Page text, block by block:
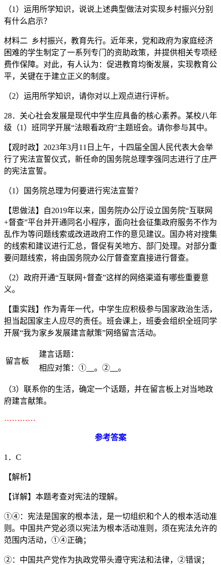
（1）运用所学知识，说说上述典型做法对实现乡村振兴分别
有什么启示？
材料二 乡村振兴，教育先行。近年来，党和政府为家庭经济
困难的学生制定了一系列专门的资助政策，并提供相关专项经
费作保障。对此，有人认为：促进教育均衡发展，实现教育公
平，关键在于建立正义的制度。
（2）运用所学知识，请你对以上观点进行评析。
28．关心社会发展是现代中学生应具备的核心素养。某校八年
级（1）班同学开展“法眼看政府”主题班会。请你参与其中。
【观时政】2023年3月11日上午，十四届全国人民代表大会举
行了宪法宣誓仪式，新任命的国务院总理李强同志进行了庄严
的宪法宣誓。
（1）国务院总理为何要进行宪法宣誓？
【思做法】自2019年以来，国务院办公厅设立国务院“互联网
+督查”平台并开通同名小程序，面向社会征集政府服务不作为
乱作为等问题线索或改进政府工作的意见建议。国办将对搜集
的线索和建议进行汇总，督促有关地方、部门处理。对部分重
要问题线索，将由国务院办公厅督查室直接进行督查。
（2）政府开通“互联网+督查”这样的网络渠道有哪些重要意
义。
【重实践】作为青年一代，中学生应积极参与国家政治生活，
担当起国家主人应尽的责任。班会课上，班委会组织全班同学
开展“我为家乡发展建言献策”网络留言活动。
留言板
建言话题：
相应对策：①
。② 。
（3）联系你的生活，确定一个话题，并在留言板上对当地政
府建言献策。
…………
参考答案
1．C
【解析】
【详解】本题考查对宪法的理解。
①④：宪法是国家的根本法，是一切组织和个人的根本活动准
则。中国共产党必须以宪法为根本活动准则，须在宪法允许的
范围内活动，①④正确；
②：中国共产党作为执政党带头遵守宪法和法律，②错误；